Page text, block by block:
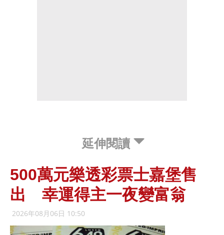
延伸閱讀
500萬元樂透彩票士嘉堡售
出 幸運得主一夜變富翁
2026年08月06日 10:50